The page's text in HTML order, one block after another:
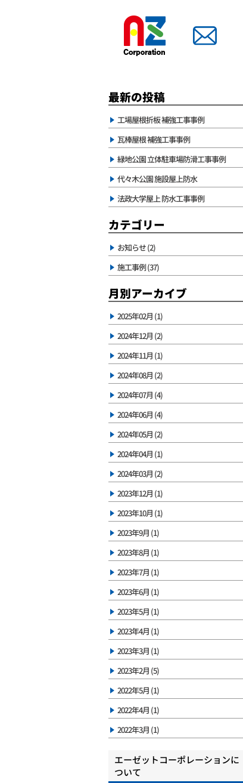
最新の投稿
工場屋根折板 補強工事事例
瓦棒屋根 補強工事事例
緑地公園 立体駐車場防滑工事事例
代々木公園 施設屋上防水
法政大学屋上 防水工事事例
カテゴリー
お知らせ (2)
施工事例 (37)
月別アーカイブ
2025年02月 (1)
2024年12月 (2)
2024年11月 (1)
2024年08月 (2)
2024年07月 (4)
2024年06月 (4)
2024年05月 (2)
2024年04月 (1)
2024年03月 (2)
2023年12月 (1)
2023年10月 (1)
2023年9月 (1)
2023年8月 (1)
2023年7月 (1)
2023年6月 (1)
2023年5月 (1)
2023年4月 (1)
2023年3月 (1)
2023年2月 (5)
2022年5月 (1)
2022年4月 (1)
2022年3月 (1)
エーゼットコーポレーションに
ついて